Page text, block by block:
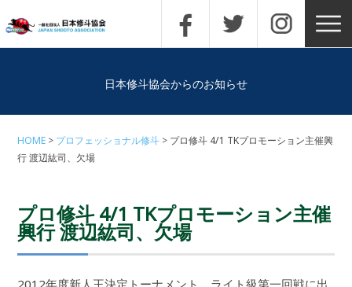
日本修斗協会からのお知らせ
HOME プロフェッショナル修斗
プロ修斗 4/1 TKプロモーション主催興
行 渡辺紘司、欠場
プロ修斗 4/1 TKプロモーション主催
興行 渡辺紘司、欠場